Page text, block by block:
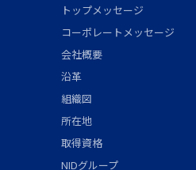
トップメッセージ
コーポレートメッセージ
会社概要
沿革
組織図
所在地
取得資格
NIDグループ